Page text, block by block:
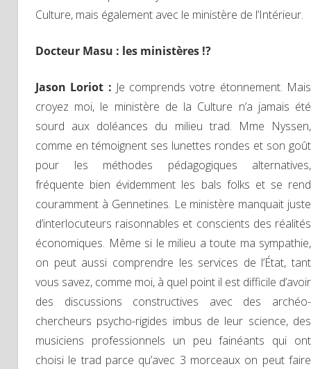
Culture, mais également avec le ministère de l’Intérieur.
Docteur Masu : les ministères !?
Jason Loriot : Je comprends votre étonnement. Mais
croyez moi, le ministère de la Culture n’a jamais été
sourd aux doléances du milieu trad. Mme Nyssen,
comme en témoignent ses lunettes rondes et son goût
pour les méthodes pédagogiques alternatives,
fréquente bien évidemment les bals folks et se rend
couramment à Gennetines. Le ministère manquait juste
d’interlocuteurs raisonnables et conscients des réalités
économiques. Même si le milieu a toute ma sympathie,
on peut aussi comprendre les services de l’État, tant
vous savez, comme moi, à quel point il est difficile d’avoir
des discussions constructives avec des archéo-
chercheurs psycho-rigides imbus de leur science, des
musiciens professionnels un peu fainéants qui ont
choisi le trad parce qu’avec 3 morceaux on peut faire